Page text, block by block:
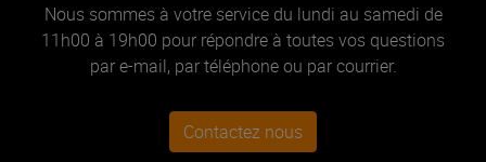
Nous sommes à votre service du lundi au samedi de
11h00 à 19h00 pour répondre à toutes vos questions
par e-mail, par téléphone ou par courrier.
Contactez nous